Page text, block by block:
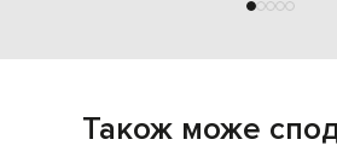
Також може